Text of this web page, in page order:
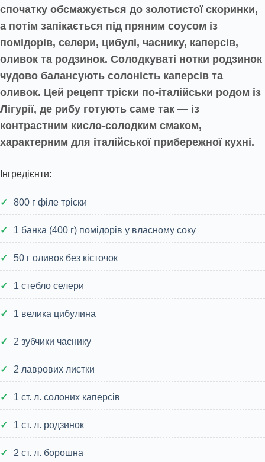
спочатку обсмажується до золотистої скоринки,
а потім запікається під пряним соусом із
помідорів, селери, цибулі, часнику, каперсів,
оливок та родзинок. Солодкуваті нотки родзинок
чудово балансують солоність каперсів та
оливок. Цей рецепт тріски по-італійськи родом із
Лігурії, де рибу готують саме так — із
контрастним кисло-солодким смаком,
характерним для італійської прибережної кухні.
Інгредієнти:
800 г філе тріски
1 банка (400 г) помідорів у власному соку
50 г оливок без кісточок
1 стебло селери
1 велика цибулина
2 зубчики часнику
2 лаврових листки
1 ст. л. солоних каперсів
1 ст. л. родзинок
2 ст. л. борошна